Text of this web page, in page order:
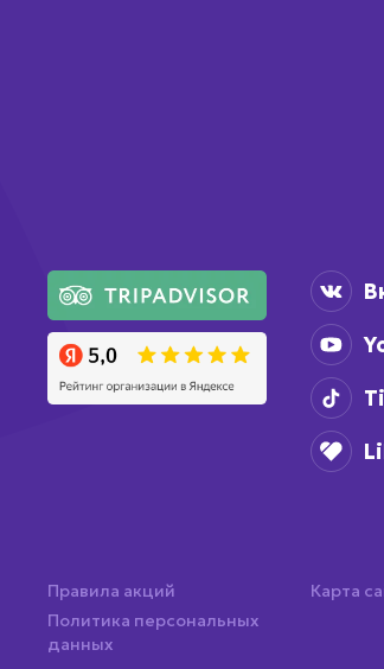
Правила акций
Политика персональных
данных
Карта